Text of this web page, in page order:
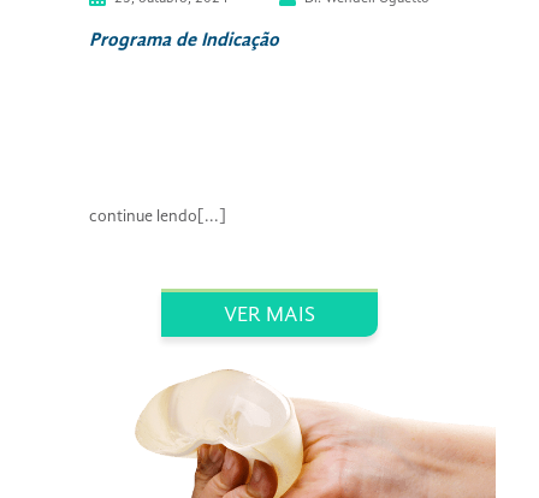
Programa de Indicação
continue lendo[...]
VER MAIS